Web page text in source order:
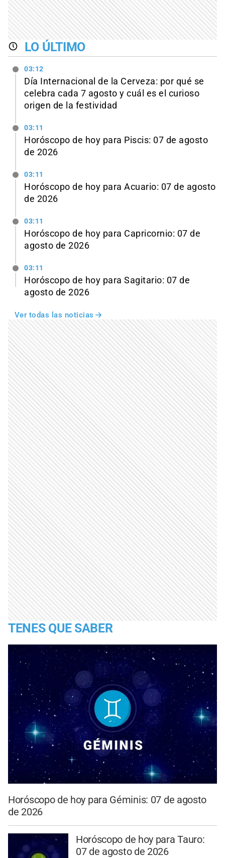
LO ÚLTIMO
03:12
Día Internacional de la Cerveza: por qué se
celebra cada 7 agosto y cuál es el curioso
origen de la festividad
03:11
Horóscopo de hoy para Piscis: 07 de agosto
de 2026
03:11
Horóscopo de hoy para Acuario: 07 de agosto
de 2026
03:11
Horóscopo de hoy para Capricornio: 07 de
agosto de 2026
03:11
Horóscopo de hoy para Sagitario: 07 de
agosto de 2026
Ver todas las noticias
TENES QUE SABER
Horóscopo de hoy para Géminis: 07 de agosto
de 2026
Horóscopo de hoy para Tauro:
07 de agosto de 2026